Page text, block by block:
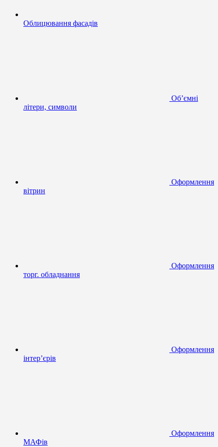
Облицювання фасадів
Об’ємні
літери, символи
Оформлення
вітрин
Оформлення
торг. обладнання
Оформлення
інтер’єрів
Оформлення
МАФів